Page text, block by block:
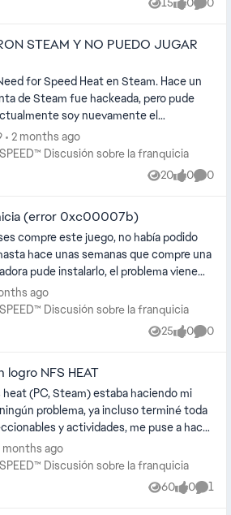
Viewslikes
STEAM Y NO PUEDO JUGAR
de Steam fue hackeada, pero pude
soy nuevamente el
El problema es que al
abre EA App y me aparece un mensaje
mi cuenta de Steam ya está vinculada a
EA. Esa cuenta no me pertenece y
cuando me hackearon. Por este
iniciar sesión con mi propia cuenta de
que compré legítimamente. ¿Hay
verificar la propiedad de mi cuenta de
la cuenta de EA asociada
poder vincular la mía? Muchas
2 months ago
SPEED™ Discusión sobre la franquicia
SPEED™ Discusión sobre la franquicia
20
Views 0
likes 0
(error 0xc00007b)
compre este juego, no había podido
hace unas semanas que compre una
pude instalarlo, el problema viene
el juego, en un inicio me salía un
(error 0xc00007b), instale
Redistribuibles y ahora el juego no inicia
me sale ningún error, tan solo sale
este mismo error?
ago
SPEED™ Discusión sobre la franquicia
SPEED™ Discusión sobre la franquicia
25
Views 0
likes 0
logro NFS HEAT
(PC, Steam) estaba haciendo mi
problema, ya incluso terminé toda
y actividades, me puse a hacer
me faltaba, sin embargo me falta un
Cerradas, que se obtiene al
de derrape de Wayne, sin
a que ya incluso tengo el nissan 350z LE,
months ago
SPEED™ Discusión sobre la franquicia
SPEED™ Discusión sobre la franquicia
60
Views 0
likes 1